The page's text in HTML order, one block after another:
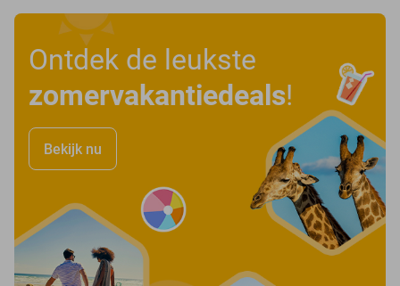
Ontdek de leukste
zomervakantiedeals!
Bekijk nu